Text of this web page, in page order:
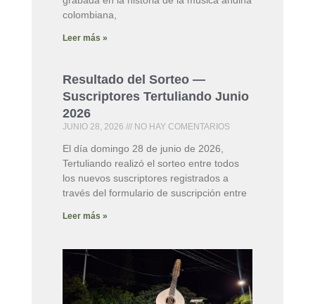
colombiana,
Leer más »
Resultado del Sorteo —
Suscriptores Tertuliando Junio
2026
JUNIO 28, 2026 NO HAY COMENTARIOS
El día domingo 28 de junio de 2026,
Tertuliando realizó el sorteo entre todos
los nuevos suscriptores registrados a
través del formulario de suscripción entre
Leer más »